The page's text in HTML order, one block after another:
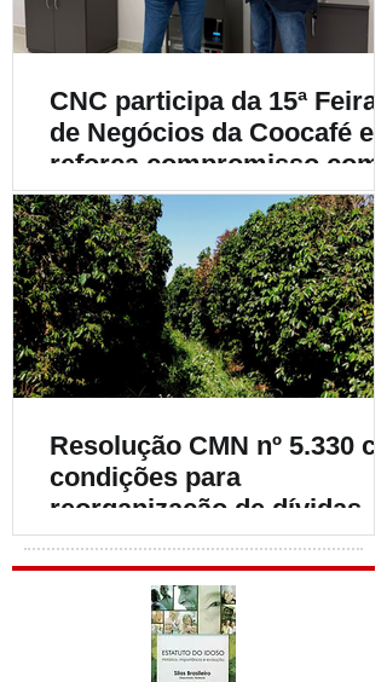
CNC participa da 15ª Feira
de Negócios da Coocafé e
reforça compromisso com
fortalecimento da
cafeicultura
Resolução CMN nº 5.330
condições para
reorganização de dívidas de
cafeicultores